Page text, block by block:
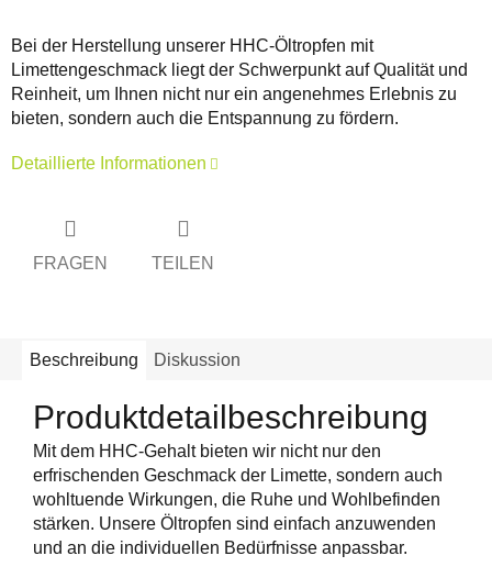
Bei der Herstellung unserer HHC-Öltropfen mit
Limettengeschmack liegt der Schwerpunkt auf Qualität und
Reinheit, um Ihnen nicht nur ein angenehmes Erlebnis zu
bieten, sondern auch die Entspannung zu fördern.
Detaillierte Informationen
FRAGEN TEILEN
Beschreibung Diskussion
Produktdetailbeschreibung
Mit dem HHC-Gehalt bieten wir nicht nur den
erfrischenden Geschmack der Limette, sondern auch
wohltuende Wirkungen, die Ruhe und Wohlbefinden
stärken. Unsere Öltropfen sind einfach anzuwenden
und an die individuellen Bedürfnisse anpassbar.